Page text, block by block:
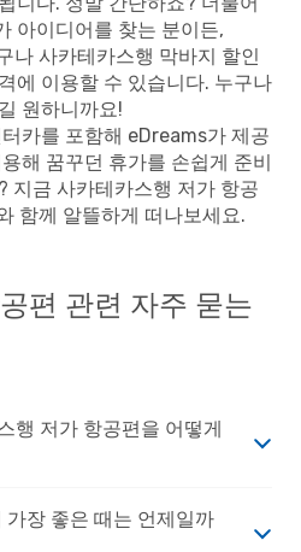
아이디어를 찾는 분이든,
나 사카테카스행 막바지 할인
에 이용할 수 있습니다. 누구나
원하니까요!
카를 포함해 eDreams가 제공
해 꿈꾸던 휴가를 손쉽게 준비
지금 사카테카스행 저가 항공
함께 알뜰하게 떠나보세요.
편 관련 자주 묻는
행 저가 항공편을 어떻게
장 좋은 때는 언제일까